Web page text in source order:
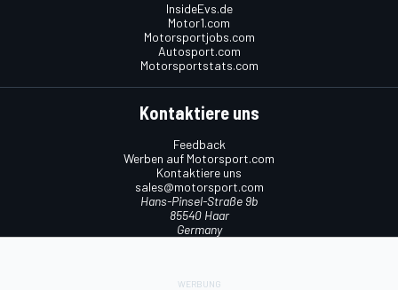
InsideEvs.de
Motor1.com
Motorsportjobs.com
Autosport.com
Motorsportstats.com
Kontaktiere uns
Feedback
Werben auf Motorsport.com
Kontaktiere uns
sales@motorsport.com
Hans-Pinsel-Straße 9b
85540 Haar
Germany